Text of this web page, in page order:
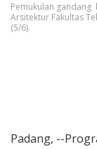
Pemukulan
Arsitektur Fakultas
(5/6).
Padang, --